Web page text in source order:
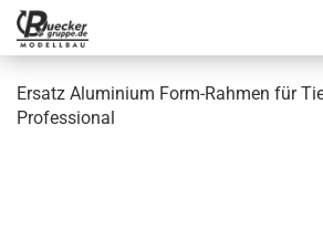
Ersatz Aluminium Form-Rahmen für
Professional